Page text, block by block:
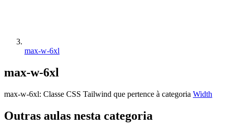
max-w-6xl
max-w-6xl
max-w-6xl: Classe CSS Tailwind que pertence à categoria Width
Outras aulas nesta categoria